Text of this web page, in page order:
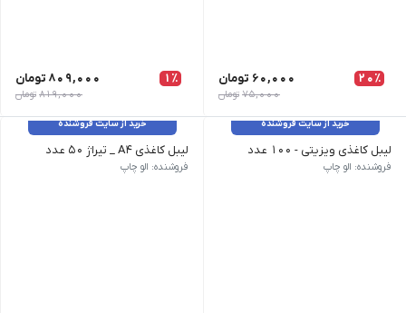
20٪ 60,000 تومان
75,000 تومان
1٪ 809,000 تومان
819,000 تومان
خرید از سایت فروشنده
لیبل کاغذی ویزیتی - 100 عدد
فروشنده: الو چاپ
خرید از سایت فروشنده
لیبل کاغذی A4 _ تیراژ 50 عدد
فروشنده: الو چاپ